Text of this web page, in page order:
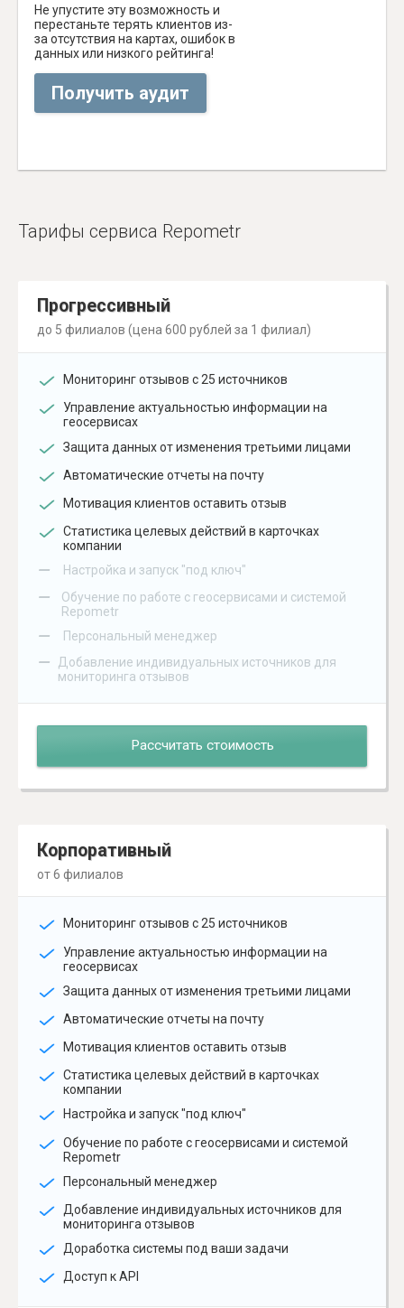
Не упустите эту возможность и
перестаньте терять клиентов из-
за отсутствия на картах, ошибок в
данных или низкого рейтинга!
Получить аудит
Тарифы сервиса Repometr
Прогрессивный
до 5 филиалов (цена 600 рублей за 1 филиал)
Мониторинг отзывов с 25 источников
Управление актуальностью информации на
геосервисах
Защита данных от изменения третьими лицами
Автоматические отчеты на почту
Мотивация клиентов оставить отзыв
Статистика целевых действий в карточках
компании
– Настройка и запуск "под ключ"
–
Обучение по работе с геосервисами и системой
Repometr
– Персональный менеджер
–
Добавление индивидуальных источников для
мониторинга отзывов
Рассчитать стоимость
Корпоративный
от 6 филиалов
Мониторинг отзывов с 25 источников
Управление актуальностью информации на
геосервисах
Защита данных от изменения третьими лицами
Автоматические отчеты на почту
Мотивация клиентов оставить отзыв
Статистика целевых действий в карточках
компании
Настройка и запуск "под ключ"
Обучение по работе с геосервисами и системой
Repometr
Персональный менеджер
Добавление индивидуальных источников для
мониторинга отзывов
Доработка системы под ваши задачи
Доступ к API